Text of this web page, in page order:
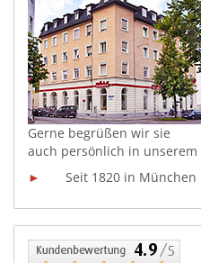
Gerne begrüßen wir sie
auch persönlich in unserem
►
Seit 1820 in München